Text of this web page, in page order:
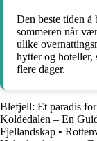
Den beste tiden
sommeren når
ulike
hytter og hoteller,
flere dager.
Blefjell: Et paradis
Koldedalen – En
Fjellandskap •